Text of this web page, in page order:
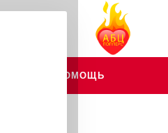
👨🏻‍💻 ПОМОЩЬ